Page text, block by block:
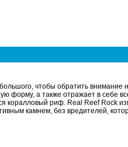
чтобы обратить внимание
форму, а также отражает в себе
коралловый риф. Real Reef Rock
камнем, без вредителей,